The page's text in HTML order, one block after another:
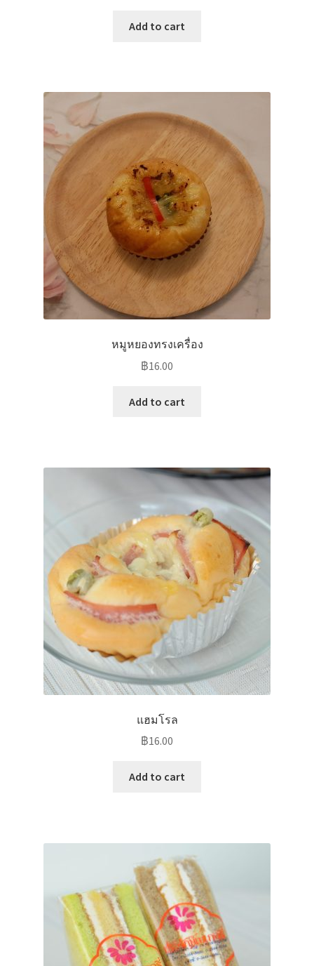
Add to cart
หมูหยองทรงเครื่อง
฿16.00
Add to cart
แฮมโรล
฿16.00
Add to cart